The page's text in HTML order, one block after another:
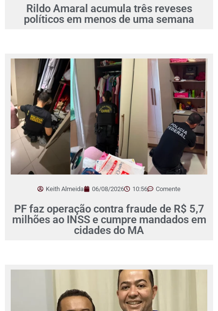
Rildo Amaral acumula três reveses
políticos em menos de uma semana
Keith Almeida 06/08/2026 10:56 Comente
PF faz operação contra fraude de R$ 5,7
milhões ao INSS e cumpre mandados em
cidades do MA